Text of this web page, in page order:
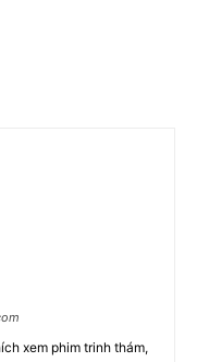
xem phim trinh thám,